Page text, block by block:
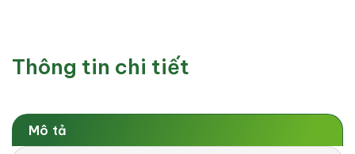
Thông tin chi tiết
Mô tả